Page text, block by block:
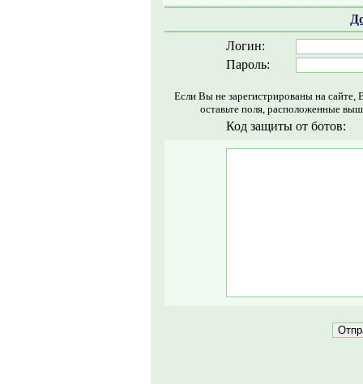
Логин:
Пароль:
Если Вы не зарегистрированы на
оставьте поля, расположенные
Код защиты от ботов: